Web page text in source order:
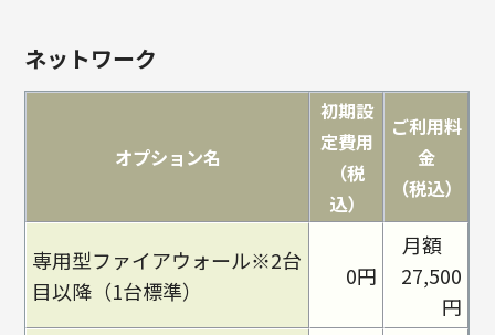
ネットワーク
オプション名
初期設
定費用
（税
込）
ご利用料
金
（税込）
専用型ファイアウォール※2台
目以降（1台標準）
0円
月額
27,500
円